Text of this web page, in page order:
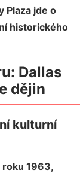
Plaza jde o
historického
Dallas
dějin
kulturní
roku 1963,